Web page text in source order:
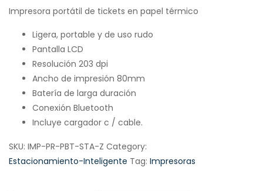
Impresora portátil de tickets en papel térmico
Ligera, portable y de uso rudo
Pantalla LCD
Resolución 203 dpi
Ancho de impresión 80mm
Batería de larga duración
Conexión Bluetooth
Incluye cargador c / cable.
SKU: IMP-PR-PBT-STA-Z Category:
Estacionamiento-Inteligente Tag: Impresoras